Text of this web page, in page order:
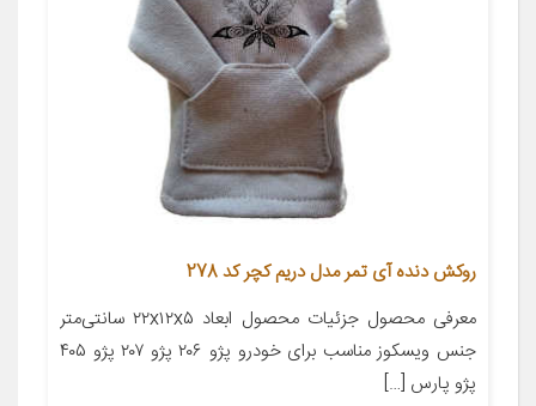
روکش دنده آی تمر مدل دریم کچر کد 278
معرفی محصول جزئیات محصول ابعاد ۲۲x۱۲x۵ سانتی‌متر
جنس ویسکوز مناسب برای خودرو پژو ۲۰۶ پژو ۲۰۷ پژو ۴۰۵
پژو پارس […]